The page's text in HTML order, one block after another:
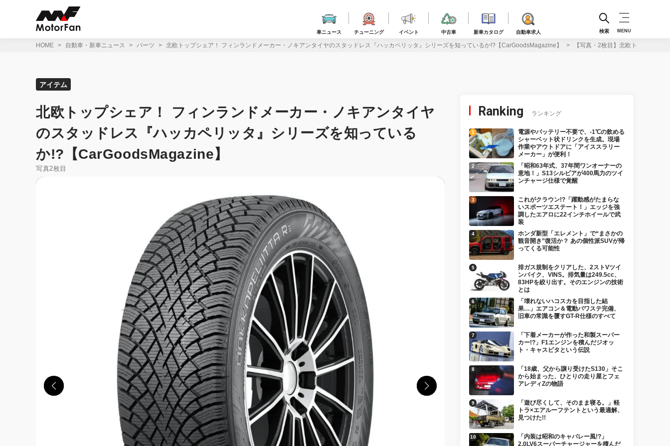
車ニュース チューニング イベント 中古車 新車カタログ 自動車求人 検索 MENU
HOME 自動車・新車ニュース パーツ 北欧トップシェア！ フィンランドメーカー・ノキアンタイヤのスタッドレス『ハッカペリッタ』シリーズを知っているか!?【CarGoodsMagazine】 【写真・2枚目】北欧トップシェ
アイテム
北欧トップシェア！ フィンランドメーカー・ノキアンタイヤ
のスタッドレス『ハッカペリッタ』シリーズを知っている
か!?【CarGoodsMagazine】
写真2枚目
Ranking ランキング
電源やバッテリー不要で、-1℃の飲める
シャーベット状ドリンクを生成。現場
作業やアウトドアに「アイススラリー
メーカー」が便利！
「昭和63年式、37年間ワンオーナーの
意地！」S13シルビアが400馬力のツイ
ンチャージ仕様で覚醒
これがクラウン!?「躍動感がたまらな
いスポーツエステート！」エッジを強
調したエアロに22インチホイールで武
装
ホンダ新型「エレメント」で“まさかの
観音開き”復活か？ あの個性派SUVが帰
ってくる可能性
排ガス規制をクリアした、2ストVツイ
ンバイク、VINS。排気量は249.5cc、
83HPを絞り出す。そのエンジンの技術
とは
「壊れないハコスカを目指した結
果…」エアコン＆電動パワステ完備、
旧車の常識を覆すGT-R仕様のすべて
「下着メーカーが作った和製スーパー
カー!?」F1エンジンを積んだジオッ
ト・キャスピタという伝説
「18歳、父から譲り受けたS130」そこ
から始まった、ひとりの走り屋とフェ
アレディZの物語
「遊び尽くして、そのまま寝る。」軽
トラ×エアルーフテントという最適解、
見つけた!!
「内装は昭和のキャバレー風!?」
2.0LV6スーパーチャージャーを積んだ